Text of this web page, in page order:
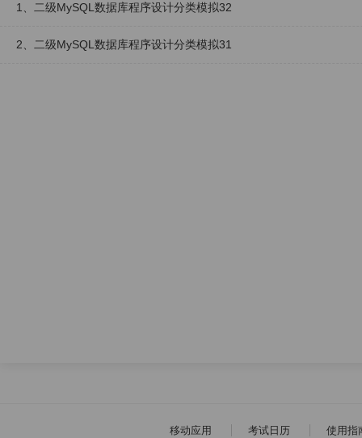
1、二级MySQL数据库程序设计分类模拟32
2、二级MySQL数据库程序设计分类模拟31
移动应用 考试日历 使用指